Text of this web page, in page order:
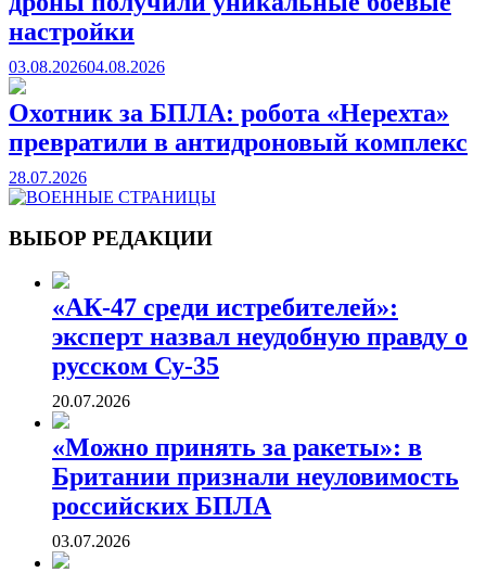
настройки
03.08.202604.08.2026
Охотник за БПЛА: робота «Нерехта»
превратили в антидроновый комплекс
28.07.2026
ВОЕННЫЕ СТРАНИЦЫ
СТАТЬИ ВОЕННОЙ ТЕМАТИКИ
ВЫБОР РЕДАКЦИИ
«АК-47 среди истребителей»:
эксперт назвал неудобную правду о
русском Су-35
20.07.2026
«Можно принять за ракеты»: в
Британии признали неуловимость
российских БПЛА
03.07.2026